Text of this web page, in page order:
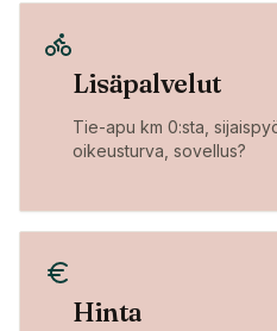
Lisäpalvelut
Tie-apu km 0:sta,
oikeusturva, sovellus?
Hinta